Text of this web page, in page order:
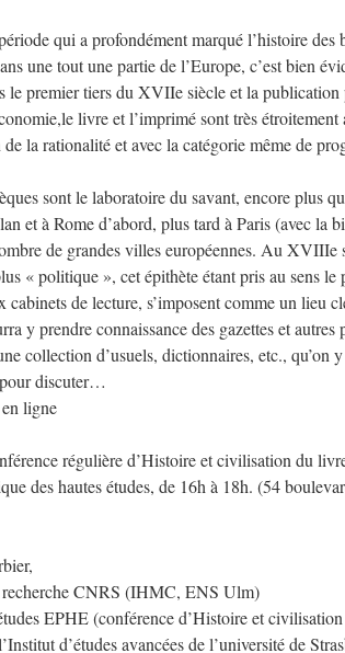
qui a profondément marqué l’histoire
une tout une partie de l’Europe, c’est bien
le premier tiers du XVIIe siècle et la
livre et l’imprimé sont très étroitement
la rationalité et avec la catégorie même de
sont le laboratoire du savant, encore plus
et à Rome d’abord, plus tard à Paris (avec la
de grandes villes européennes. Au XVIIIe
« politique », cet épithète étant pris au sens
cabinets de lecture, s’imposent comme un lieu
y prendre connaissance des gazettes et
collection d’usuels, dictionnaires, etc., qu’on y
discuter…
ligne
régulière d’Histoire et civilisation du
des hautes études, de 16h à 18h. (54
recherche CNRS (IHMC, ENS Ulm)
EPHE (conférence d’Histoire et
d’études avancées de l’université de